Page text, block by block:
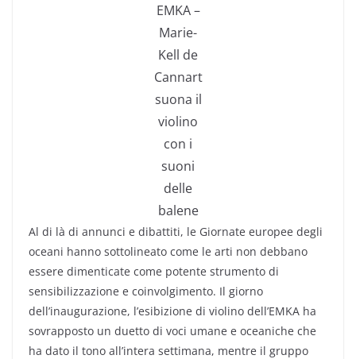
EMKA –
Marie-
Kell de
Cannart
suona il
violino
con i
suoni
delle
balene
Al di là di annunci e dibattiti, le Giornate europee degli
oceani hanno sottolineato come le arti non debbano
essere dimenticate come potente strumento di
sensibilizzazione e coinvolgimento. Il giorno
dell’inaugurazione, l’esibizione di violino dell’EMKA ha
sovrapposto un duetto di voci umane e oceaniche che
ha dato il tono all’intera settimana, mentre il gruppo